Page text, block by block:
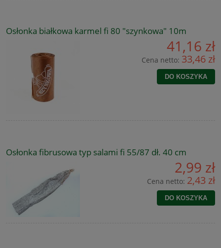
Osłonka białkowa karmel fi 80 "szynkowa" 10m
41,16 zł
Cena netto: 33,46 zł
DO KOSZYKA
Osłonka fibrusowa typ salami fi 55/87 dł. 40 cm
2,99 zł
Cena netto: 2,43 zł
DO KOSZYKA